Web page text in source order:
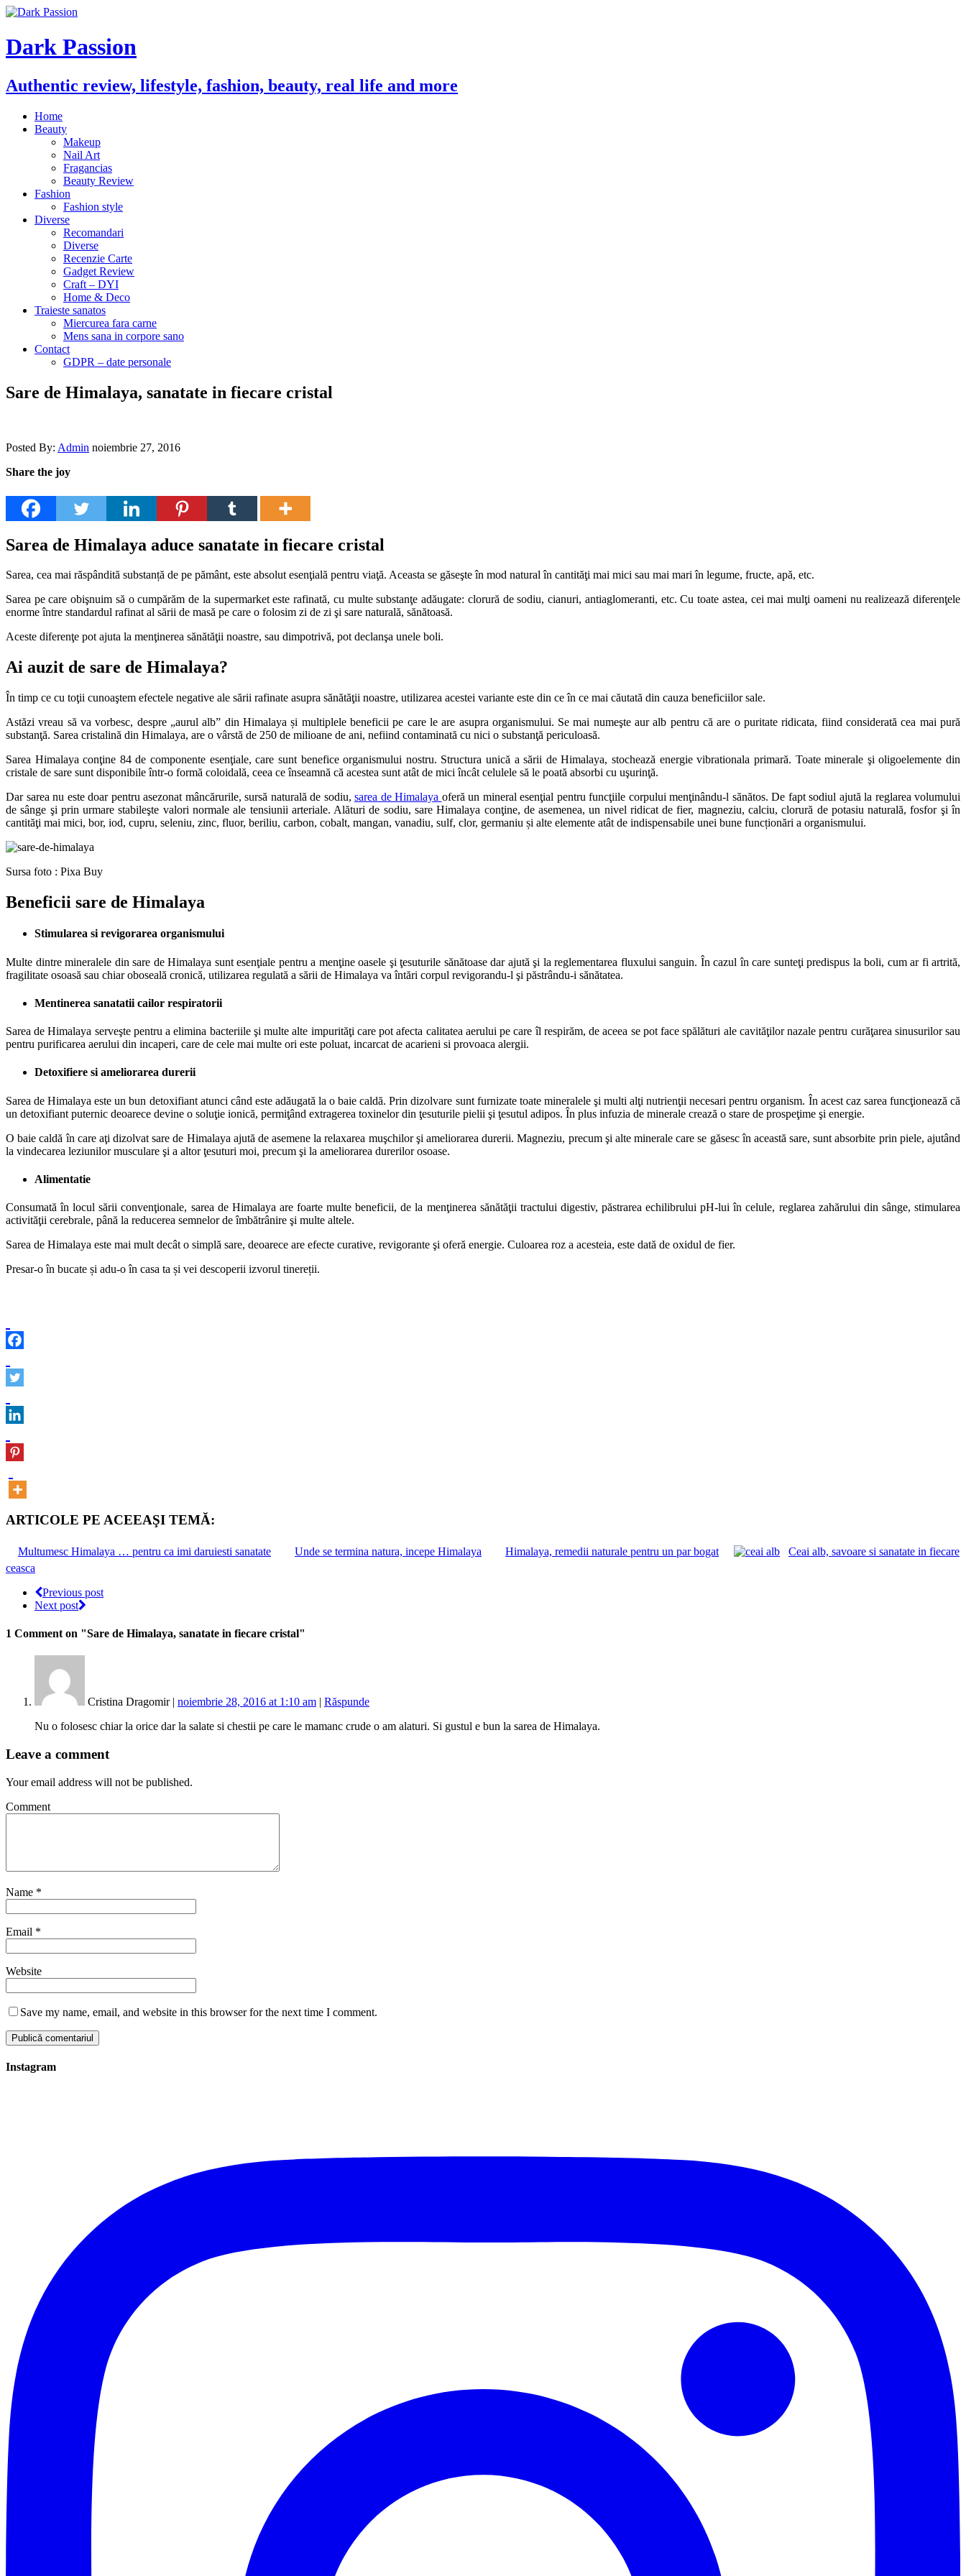
Dark Passion
Authentic review, lifestyle, fashion, beauty, real life and more
Home
Beauty
Makeup
Nail Art
Fragancias
Beauty Review
Fashion
Fashion style
Diverse
Recomandari
Diverse
Recenzie Carte
Gadget Review
Craft – DYI
Home & Deco
Traieste sanatos
Miercurea fara carne
Mens sana in corpore sano
Contact
GDPR – date personale
Sare de Himalaya, sanatate in fiecare cristal
Posted By: Admin noiembrie 27, 2016
Share the joy
Sarea de Himalaya aduce sanatate in fiecare cristal
Sarea, cea mai răspândită substanță de pe pământ, este absolut esenţială pentru viaţă. Aceasta se găseşte în mod natural în cantităţi mai mici sau mai mari în legume, fructe, apă, etc.
Sarea pe care obişnuim să o cumpărăm de la supermarket este rafinată, cu multe substanţe adăugate: clorură de sodiu, cianuri, antiaglomeranti, etc. Cu toate astea, cei mai mulţi oameni nu realizează diferenţele
enorme între standardul rafinat al sării de masă pe care o folosim zi de zi şi sare naturală, sănătoasă.
Aceste diferenţe pot ajuta la menţinerea sănătăţii noastre, sau dimpotrivă, pot declanşa unele boli.
Ai auzit de sare de Himalaya?
În timp ce cu toţii cunoaştem efectele negative ale sării rafinate asupra sănătăţii noastre, utilizarea acestei variante este din ce în ce mai căutată din cauza beneficiilor sale.
Astăzi vreau să va vorbesc, despre „aurul alb” din Himalaya și multiplele beneficii pe care le are asupra organismului. Se mai numeşte aur alb pentru că are o puritate ridicata, fiind considerată cea mai pură
substanţă. Sarea cristalină din Himalaya, are o vârstă de 250 de milioane de ani, nefiind contaminată cu nici o substanţă periculoasă.
Sarea Himalaya conţine 84 de componente esenţiale, care sunt benefice organismului nostru. Structura unică a sării de Himalaya, stochează energie vibrationala primară. Toate minerale şi oligoelemente din
cristale de sare sunt disponibile într-o formă coloidală, ceea ce înseamnă că acestea sunt atât de mici încât celulele să le poată absorbi cu uşurinţă.
Dar sarea nu este doar pentru asezonat mâncărurile, sursă naturală de sodiu, sarea de Himalaya oferă un mineral esenţial pentru funcţiile corpului menţinându-l sănătos. De fapt sodiul ajută la reglarea volumului
de sânge şi prin urmare stabileşte valori normale ale tensiunii arteriale. Alături de sodiu, sare Himalaya conţine, de asemenea, un nivel ridicat de fier, magneziu, calciu, clorură de potasiu naturală, fosfor şi în
cantităţi mai mici, bor, iod, cupru, seleniu, zinc, fluor, beriliu, carbon, cobalt, mangan, vanadiu, sulf, clor, germaniu și alte elemente atât de indispensabile unei bune funcționări a organismului.
Sursa foto : Pixa Buy
Beneficii sare de Himalaya
Stimularea si revigorarea organismului
Multe dintre mineralele din sare de Himalaya sunt esenţiale pentru a menţine oasele şi ţesuturile sănătoase dar ajută şi la reglementarea fluxului sanguin. În cazul în care sunteţi predispus la boli, cum ar fi artrită,
fragilitate osoasă sau chiar oboseală cronică, utilizarea regulată a sării de Himalaya va întări corpul revigorandu-l şi păstrându-i sănătatea.
Mentinerea sanatatii cailor respiratorii
Sarea de Himalaya serveşte pentru a elimina bacteriile şi multe alte impurităţi care pot afecta calitatea aerului pe care îl respirăm, de aceea se pot face spălături ale cavităţilor nazale pentru curăţarea sinusurilor sau
pentru purificarea aerului din incaperi, care de cele mai multe ori este poluat, incarcat de acarieni si provoaca alergii.
Detoxifiere si ameliorarea durerii
Sarea de Himalaya este un bun detoxifiant atunci când este adăugată la o baie caldă. Prin dizolvare sunt furnizate toate mineralele şi multi alţi nutrienţii necesari pentru organism. În acest caz sarea funcţionează că
un detoxifiant puternic deoarece devine o soluţie ionică, permiţând extragerea toxinelor din ţesuturile pielii şi ţesutul adipos. În plus infuzia de minerale crează o stare de prospeţime şi energie.
O baie caldă în care aţi dizolvat sare de Himalaya ajută de asemene la relaxarea muşchilor şi ameliorarea durerii. Magneziu, precum şi alte minerale care se găsesc în această sare, sunt absorbite prin piele, ajutând
la vindecarea leziunilor musculare şi a altor ţesuturi moi, precum şi la ameliorarea durerilor osoase.
Alimentatie
Consumată în locul sării convenţionale, sarea de Himalaya are foarte multe beneficii, de la menţinerea sănătăţii tractului digestiv, păstrarea echilibrului pH-lui în celule, reglarea zahărului din sânge, stimularea
activităţii cerebrale, până la reducerea semnelor de îmbătrânire şi multe altele.
Sarea de Himalaya este mai mult decât o simplă sare, deoarece are efecte curative, revigorante şi oferă energie. Culoarea roz a acesteia, este dată de oxidul de fier.
Presar-o în bucate și adu-o în casa ta și vei descoperii izvorul tinereții.
ARTICOLE PE ACEEAŞI TEMĂ:
Multumesc Himalaya … pentru ca imi daruiesti sanatate Unde se termina natura, incepe Himalaya Himalaya, remedii naturale pentru un par bogat
Ceai alb, savoare si sanatate in fiecare
ceasca
Previous post
Next post
1 Comment on "Sare de Himalaya, sanatate in fiecare cristal"
Cristina Dragomir | noiembrie 28, 2016 at 1:10 am | Răspunde
Nu o folosesc chiar la orice dar la salate si chestii pe care le mamanc crude o am alaturi. Si gustul e bun la sarea de Himalaya.
Leave a comment
Your email address will not be published.
Comment
Name *
Email *
Website
Save my name, email, and website in this browser for the next time I comment.
Instagram